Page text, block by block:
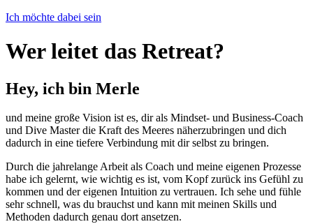
Ich möchte dabei sein
Wer leitet das Retreat?
Hey, ich bin Merle
und meine große Vision ist es, dir als Mindset- und Business-Coach
und Dive Master die Kraft des Meeres näherzubringen und dich
dadurch in eine tiefere Verbindung mit dir selbst zu bringen.
Durch die jahrelange Arbeit als Coach und meine eigenen Prozesse
habe ich gelernt, wie wichtig es ist, vom Kopf zurück ins Gefühl zu
kommen und der eigenen Intuition zu vertrauen. Ich sehe und fühle
sehr schnell, was du brauchst und kann mit meinen Skills und
Methoden dadurch genau dort ansetzen.